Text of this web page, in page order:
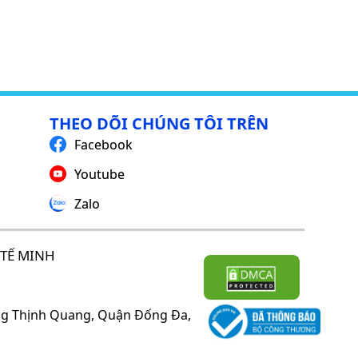
THEO DÕI CHÚNG TÔI TRÊN
Facebook
Youtube
Zalo
MINH
Thịnh Quang, Quận Đống Đa,